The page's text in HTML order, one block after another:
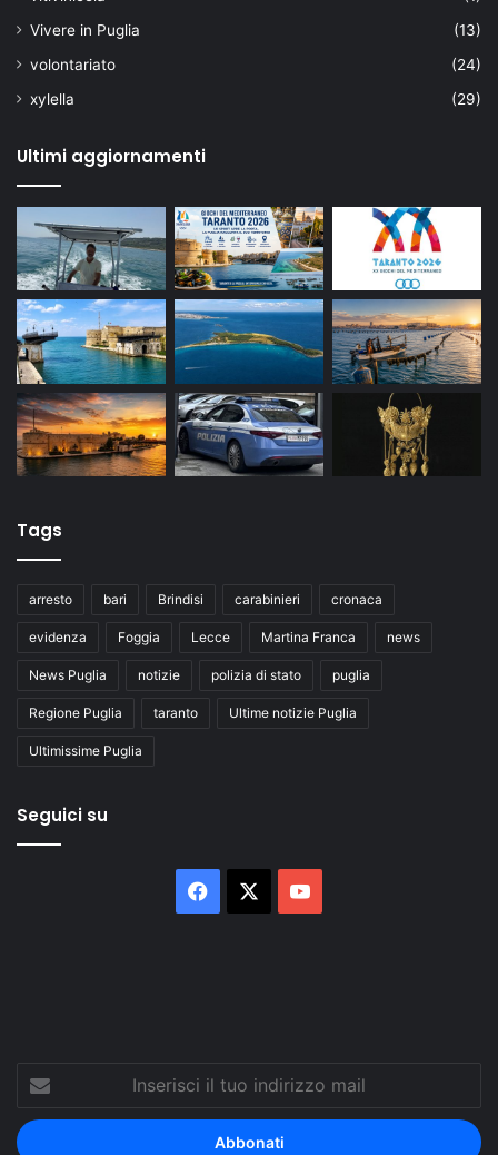
Vivere in Puglia
(13)
volontariato
(24)
xylella
(29)
Ultimi aggiornamenti
Tags
arresto bari Brindisi carabinieri cronaca
evidenza Foggia Lecce Martina Franca news
News Puglia notizie polizia di stato puglia
Regione Puglia taranto Ultime notizie Puglia
Ultimissime Puglia
Seguici su
Facebook
Inserisci
tuo
indirizzo